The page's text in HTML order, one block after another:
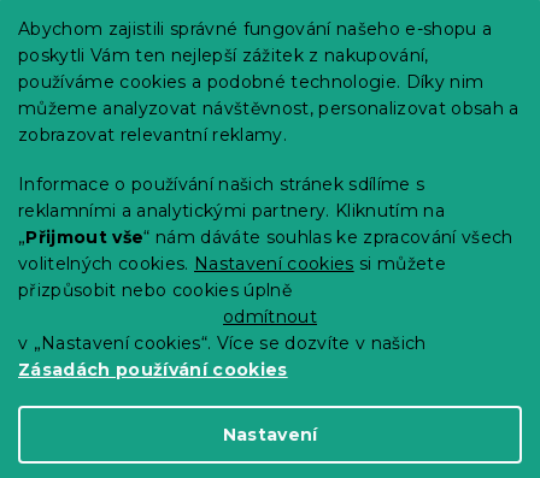
Abychom zajistili správné fungování našeho e-shopu a
poskytli Vám ten nejlepší zážitek z nakupování,
používáme cookies a podobné technologie. Díky nim
můžeme analyzovat návštěvnost, personalizovat obsah a
zobrazovat relevantní reklamy.
Informace o používání našich stránek sdílíme s
reklamními a analytickými partnery. Kliknutím na
„Přijmout vše“ nám dáváte souhlas ke zpracování všech
volitelných cookies. Nastavení cookies si můžete
přizpůsobit nebo cookies úplně
odmítnout
v „Nastavení cookies“. Více se dozvíte v našich
Zásadách používání cookies
Nastavení
Kariéra
Poptávky a B2B spolupráce
Proč se u nás registrovat?
Věrnostní program - Sleva až 10 %
Návody
Tabulky velikostí
Blog